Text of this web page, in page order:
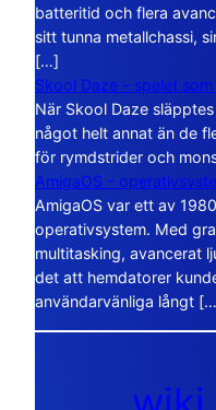
batteritid och flera
sitt tunna metallchassi,
[…]
Skool Daze – spelet
När Skool Daze
något helt annat än de
för rymdstrider och
AmigaOS –
AmigaOS var ett av
operativsystem. Med
multitasking, avancerat
det att hemdatorer
användarvänliga långt